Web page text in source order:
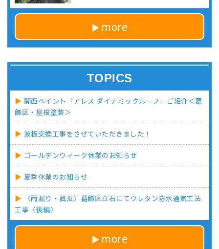
more
TOPICS
関西ペイント「アレス ダイナミックルーフ」ご紹介＜葛
飾区・屋根塗装＞
波板交換工事をさせていただきました！
ゴールデンウィーク休業のお知らせ
夏季休業のお知らせ
〈雨漏り・眞友〉葛飾区立石にてウレタン防水通気工法
工事〈後編〉
more